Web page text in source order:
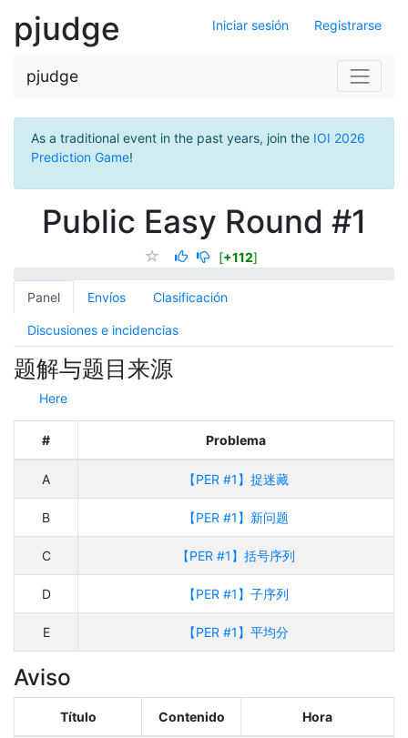
Iniciar sesión Registrarse
pjudge
pjudge
As a traditional event in the past years, join the IOI 2026
Prediction Game!
Public Easy Round #1
[+112]
Panel Envíos Clasificación
Discusiones e incidencias
题解与题目来源
Here
# Problema
A 【PER #1】捉迷藏
B 【PER #1】新问题
C 【PER #1】括号序列
D 【PER #1】子序列
E 【PER #1】平均分
Aviso
Título Contenido Hora